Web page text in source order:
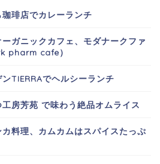
琲店でカレーランチ
ーガニックカフェ、モダナークファ
pharm cafe）
ンTIERRAでヘルシーランチ
工房芳苑 で味わう絶品オムライス
カ料理、カムカムはスパイスたっぷ